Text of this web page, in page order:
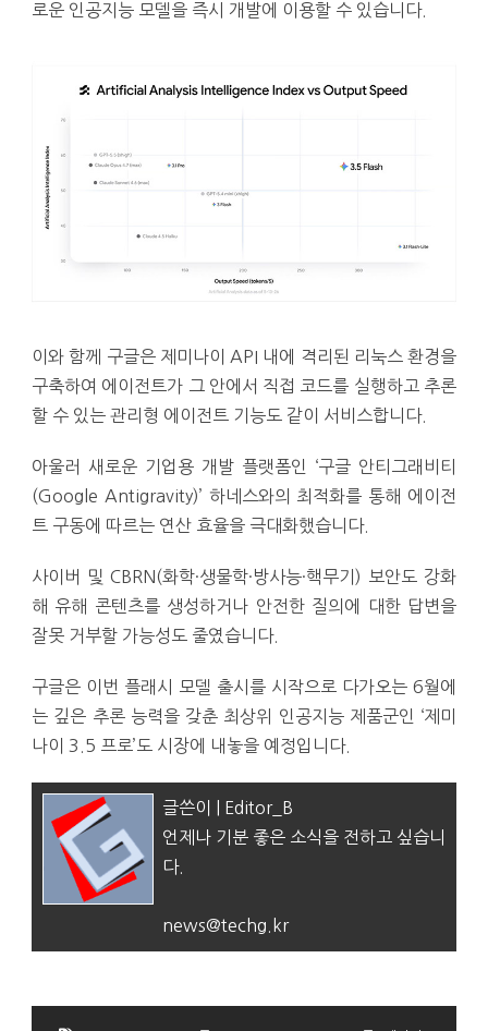
로운 인공지능 모델을 즉시 개발에 이용할 수 있습니다.
이와 함께 구글은 제미나이 API 내에 격리된 리눅스 환경을
구축하여 에이전트가 그 안에서 직접 코드를 실행하고 추론
할 수 있는 관리형 에이전트 기능도 같이 서비스합니다.
아울러 새로운 기업용 개발 플랫폼인 ‘구글 안티그래비티
(Google Antigravity)’ 하네스와의 최적화를 통해 에이전
트 구동에 따르는 연산 효율을 극대화했습니다.
사이버 및 CBRN(화학·생물학·방사능·핵무기) 보안도 강화
해 유해 콘텐츠를 생성하거나 안전한 질의에 대한 답변을
잘못 거부할 가능성도 줄였습니다.
구글은 이번 플래시 모델 출시를 시작으로 다가오는 6월에
는 깊은 추론 능력을 갖춘 최상위 인공지능 제품군인 ‘제미
나이 3.5 프로’도 시장에 내놓을 예정입니다.
글쓴이 | Editor_B
언제나 기분 좋은 소식을 전하고 싶습니
다.
news@techg.kr